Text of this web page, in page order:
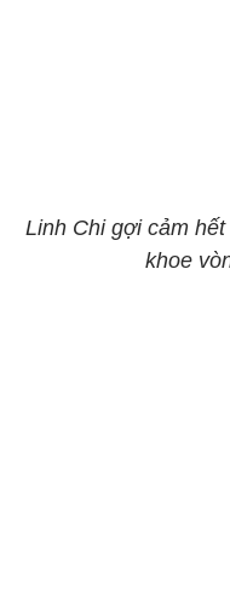
Linh Chi gợi cảm
khoe